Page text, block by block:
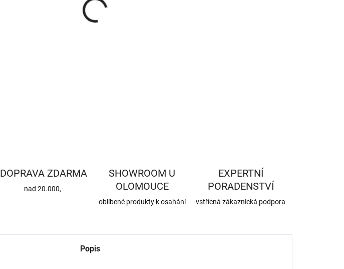
DOPRAVA ZDARMA
nad 20.000,-
SHOWROOM U
OLOMOUCE
oblíbené produkty k osahání
EXPERTNÍ
PORADENSTVÍ
vstřícná zákaznická podpora
Popis